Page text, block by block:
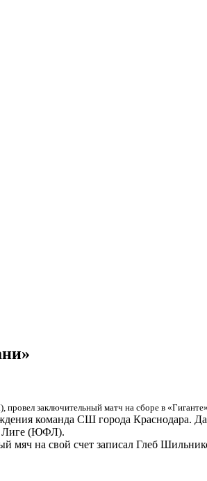
заключительный матч на сборе в «Гиганте».
команда СШ города Краснодара.
Лиге (ЮФЛ).
мяч на свой счет записал Глеб